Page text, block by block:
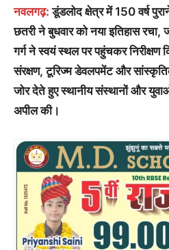
नवलगढ़: डूंडलोद क्षेत्र में 150 वर्ष
छतरी ने बुधवार को नया इतिहास
गर्ग ने स्वयं स्थल पर पहुंचकर निरीक्षण
संरक्षण, टूरिज्म डेवलपमेंट और
जोर देते हुए स्थानीय संस्थानों और
अपील की।